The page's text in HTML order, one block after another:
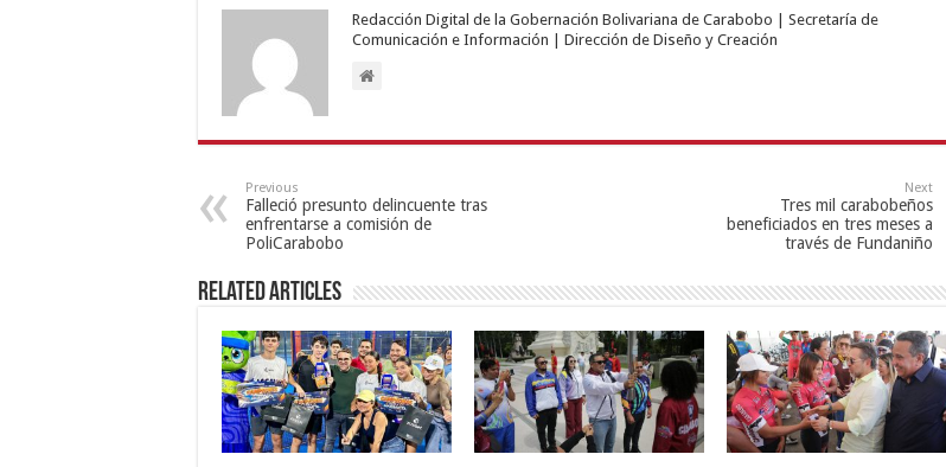
Redacción Digital de la Gobernación Bolivariana de Carabobo | Secretaría de
Comunicación e Información | Dirección de Diseño y Creación
Previous
Falleció presunto delincuente tras
enfrentarse a comisión de
PoliCarabobo
Next
Tres mil carabobeños
beneficiados en tres meses a
través de Fundaniño
Related Articles